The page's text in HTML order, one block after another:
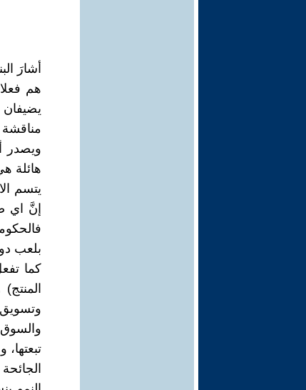
هم
هائلة
يتسم
إنَّ اي
بلعب
كما
وتسويق
والسوق